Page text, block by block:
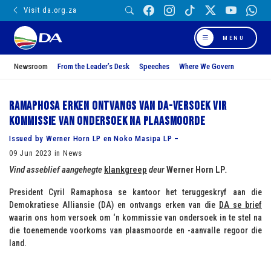
Visit da.org.za
MENU
Newsroom From the Leader’s Desk Speeches Where We Govern
Ramaphosa erken ontvangs van DA-versoek vir
Kommissie van Ondersoek na plaasmoorde
Issued by Werner Horn LP en Noko Masipa LP –
09 Jun 2023 in News
Vind asseblief aangehegte klankgreep deurWerner Horn LP.
President Cyril Ramaphosa se kantoor het teruggeskryf aan die
Demokratiese Alliansie (DA) en ontvangs erken van die DA se brief
waarin ons hom versoek om ‘n kommissie van ondersoek in te stel na
die toenemende voorkoms van plaasmoorde en -aanvalle regoor die
land.